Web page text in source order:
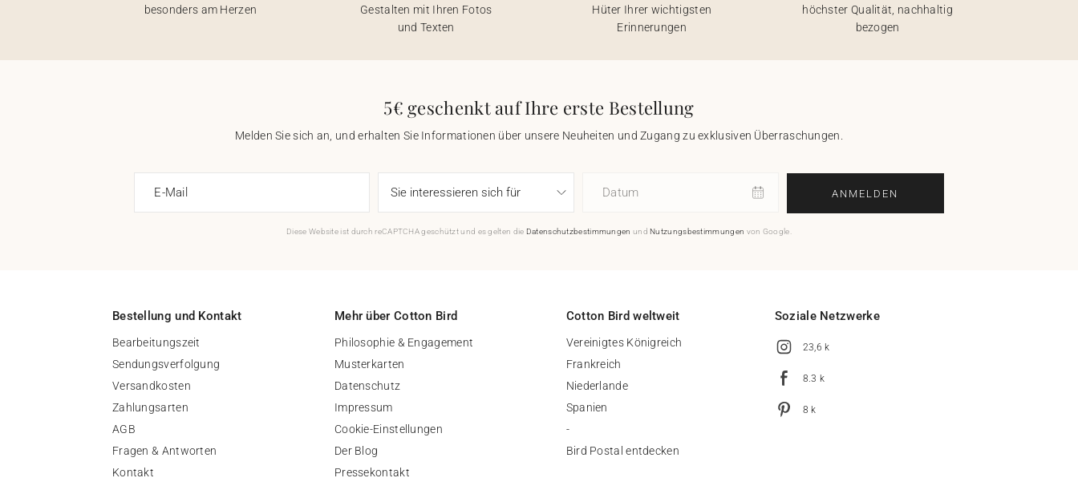
besonders am Herzen
Gestalten mit Ihren Fotos
und Texten
Hüter Ihrer wichtigsten
Erinnerungen
höchster Qualität, nachhaltig
bezogen
5€ geschenkt auf Ihre erste Bestellung
Melden Sie sich an, und erhalten Sie Informationen über unsere Neuheiten und Zugang zu exklusiven Überraschungen.
E-Mail Datum ANMELDEN
Diese Website ist durch reCAPTCHA geschützt und es gelten die Datenschutzbestimmungen und Nutzungsbestimmungen von Google.
Bestellung und Kontakt
Bearbeitungszeit
Sendungsverfolgung
Versandkosten
Zahlungsarten
AGB
Fragen & Antworten
Kontakt
Mehr über Cotton Bird
Philosophie & Engagement
Musterkarten
Datenschutz
Impressum
Cookie-Einstellungen
Der Blog
Pressekontakt
Cotton Bird weltweit
Vereinigtes Königreich
Frankreich
Niederlande
Spanien
-
Bird Postal entdecken
Soziale Netzwerke
23,6 k
8.3 k
8 k